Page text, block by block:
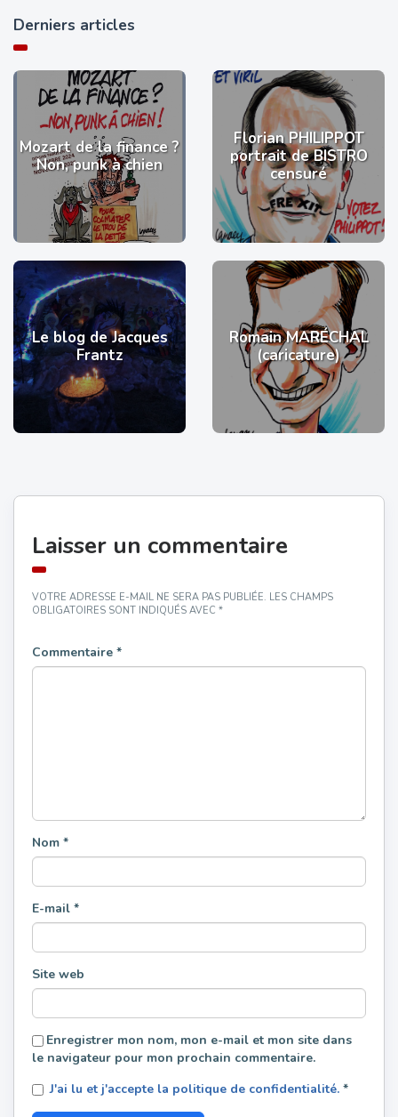
Derniers articles
Mozart de la finance ?
Non, punk à chien
Florian PHILIPPOT
portrait de BISTRO
censuré
Le blog de Jacques
Frantz
Romain MARÉCHAL
(caricature)
Laisser un commentaire
VOTRE ADRESSE E-MAIL NE SERA PAS PUBLIÉE. LES CHAMPS
OBLIGATOIRES SONT INDIQUÉS AVEC *
Commentaire *
Nom *
E-mail *
Site web
Enregistrer mon nom, mon e-mail et mon site dans
le navigateur pour mon prochain commentaire.
J'ai lu et j'accepte la politique de confidentialité. *